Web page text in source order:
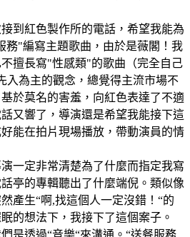
到紅色製作所的電話，希望我能為
務"編寫主題歌曲，由於是薇閣！我
擅長寫"性感類"的歌曲（完全自己
入為主的觀念，總覺得主流市場不
於莫名的害羞，向紅色表達了不適
又響了，導演還是希望我能接下這
能在拍片現場播放，帶動演員的情
一定非常清楚為了什麼而指定我寫
亭的專輯聽出了什麼端倪。類似像
產生“啊,找這個人一定沒錯！“的
的想法下，我接下了這個案子。
是透過“音樂“來溝通。“送餐服務